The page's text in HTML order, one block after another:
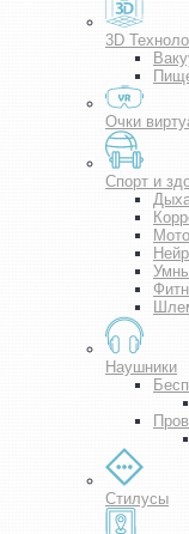
3D
Очки
Спорт и
Наушники
Стилусы